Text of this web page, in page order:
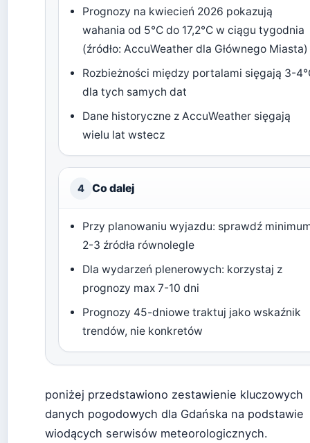
Prognozy na kwiecień 2026 pokazują
wahania od 5°C do 17,2°C w ciągu tygodnia
(źródło: AccuWeather dla Głównego Miasta)
Rozbieżności między portalami sięgają 3-
dla tych samych dat
Dane historyczne z AccuWeather sięgają
wielu lat wstecz
4 Co dalej
Przy planowaniu wyjazdu: sprawdź
2-3 źródła równolegle
Dla wydarzeń plenerowych: korzystaj z
prognozy max 7-10 dni
Prognozy 45-dniowe traktuj jako wskaźnik
trendów, nie konkretów
poniżej przedstawiono zestawienie kluczowych
danych pogodowych dla Gdańska na podstawie
wiodących serwisów meteorologicznych.